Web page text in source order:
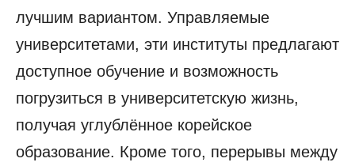
лучшим вариантом. Управляемые
университетами, эти институты предлагают
доступное обучение и возможность
погрузиться в университетскую жизнь,
получая углублённое корейское
образование. Кроме того, перерывы между